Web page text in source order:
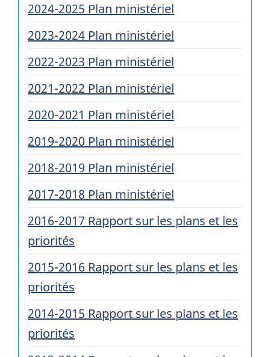
2024-2025 Plan ministériel
2023-2024 Plan ministériel
2022-2023 Plan ministériel
2021-2022 Plan ministériel
2020-2021 Plan ministériel
2019-2020 Plan ministériel
2018-2019 Plan ministériel
2017-2018 Plan ministériel
2016-2017 Rapport sur les plans et les
priorités
2015-2016 Rapport sur les plans et les
priorités
2014-2015 Rapport sur les plans et les
priorités